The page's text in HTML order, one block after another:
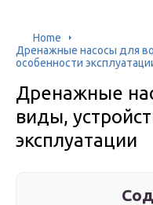
Home
Дренажные насосы для
особенности
Дренажные
виды,
эксплуатации